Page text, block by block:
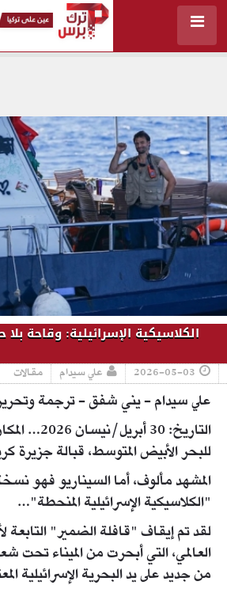
الكلاسيكية الإسرائيلية: وقاحة
2026-05-03 علي سيدام مقالات
علي سيدام - يني شفق - ترجمة
التاريخ: 30
للبحر الأبيض المتوسط، قبالة جزيرة
المشهد مألوف، أما السيناريو فهو
"الكلاسيكية الإسرائيلية المنحطة"…
لقد تم إيقاف "قافلة الضمير"
العالمي، التي أبحرت من الميناء تحت
من جديد على يد البحرية الإسرائيلية